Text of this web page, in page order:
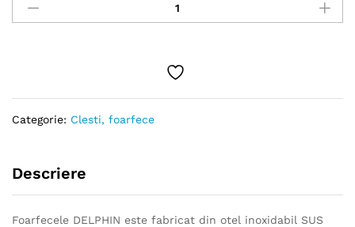
monturi
Delphin
Categorie: Clesti, foarfece
Descriere
Foarfecele DELPHIN este fabricat din otel inoxidabil SUS